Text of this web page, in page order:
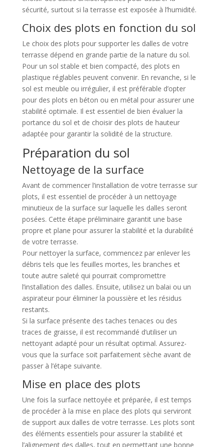
sécurité, surtout si la terrasse est exposée à l’humidité.
Choix des plots en fonction du sol
Le choix des plots pour supporter les dalles de votre
terrasse dépend en grande partie de la nature du sol.
Pour un sol stable et bien compacté, des plots en
plastique réglables peuvent convenir. En revanche, si le
sol est meuble ou irrégulier, il est préférable d’opter
pour des plots en béton ou en métal pour assurer une
stabilité optimale. Il est essentiel de bien évaluer la
portance du sol et de choisir des plots de hauteur
adaptée pour garantir la solidité de la structure.
Préparation du sol
Nettoyage de la surface
Avant de commencer l’installation de votre terrasse sur
plots, il est essentiel de procéder à un nettoyage
minutieux de la surface sur laquelle les dalles seront
posées. Cette étape préliminaire garantit une base
propre et plane pour assurer la stabilité et la durabilité
de votre terrasse.
Pour nettoyer la surface, commencez par enlever les
débris tels que les feuilles mortes, les branches et
toute autre saleté qui pourrait compromettre
l’installation des dalles. Ensuite, utilisez un balai ou un
aspirateur pour éliminer la poussière et les résidus
restants.
Si la surface présente des taches tenaces ou des
traces de graisse, il est recommandé d’utiliser un
nettoyant adapté pour un résultat optimal. Assurez-
vous que la surface soit parfaitement sèche avant de
passer à l’étape suivante.
Mise en place des plots
Une fois la surface nettoyée et préparée, il est temps
de procéder à la mise en place des plots qui serviront
de support aux dalles de votre terrasse. Les plots sont
des éléments essentiels pour assurer la stabilité et
l’alignement des dalles, tout en permettant une bonne